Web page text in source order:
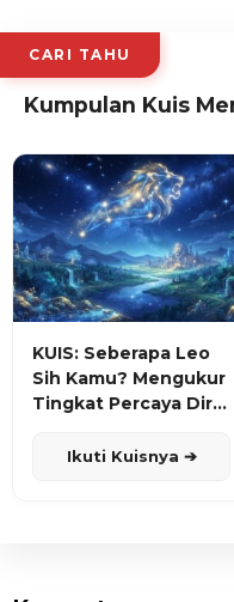
CARI TAHU
Kumpulan Kuis
KUIS: Seberapa Leo
Sih Kamu? Mengukur
Tingkat Percaya Diri
Ikuti Kuisnya ➔